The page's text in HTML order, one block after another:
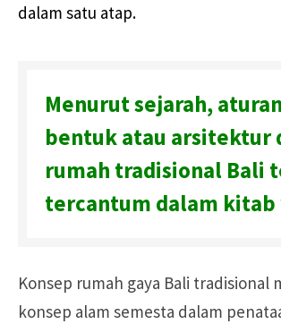
dalam satu atap.
Menurut sejarah,
bentuk atau arsitektur
rumah tradisional Bali
tercantum dalam kitab
Konsep rumah gaya Bali tradisional
konsep alam semesta dalam